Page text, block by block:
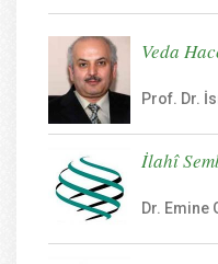
Prof. Dr.
Veda
Dr. Emine
İlahî